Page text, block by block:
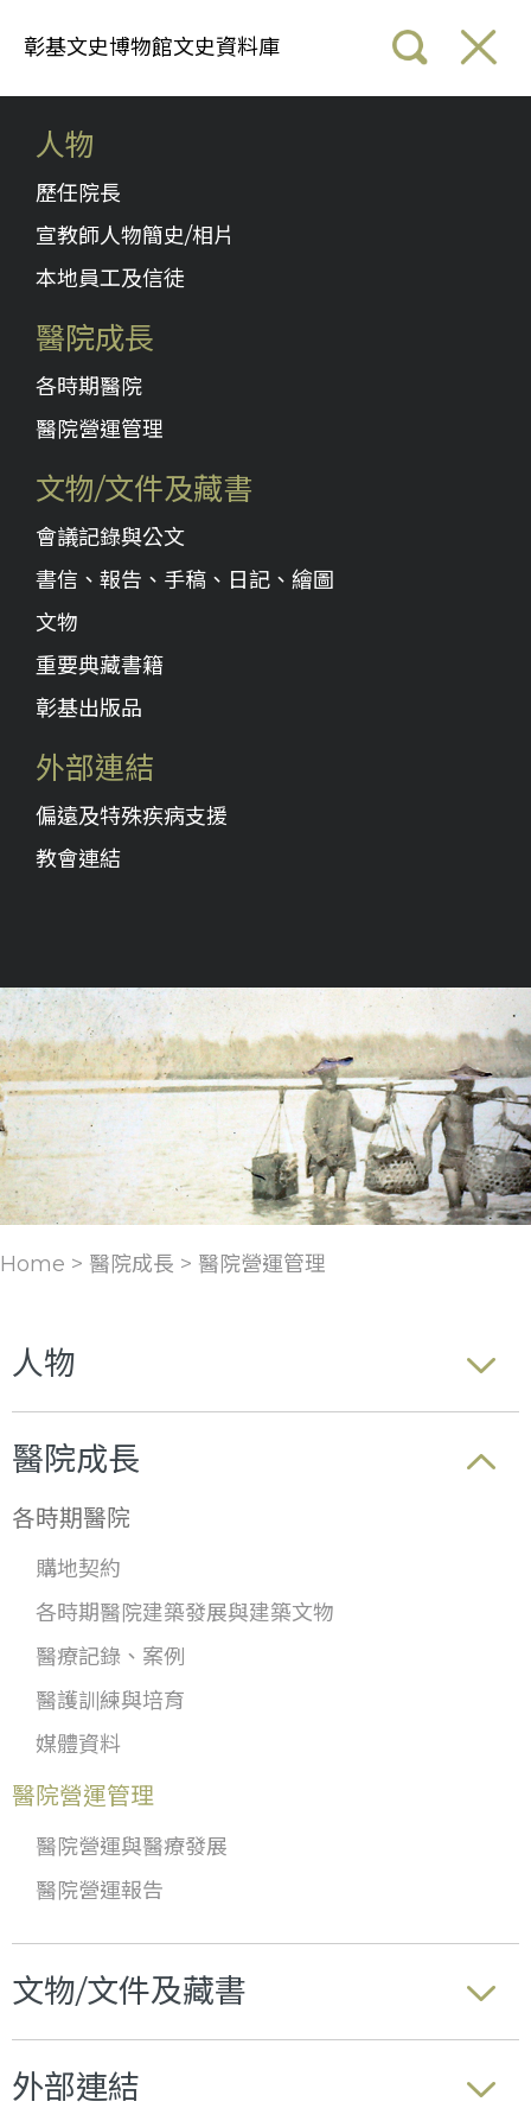
彰基文史博物館文史資料庫
人物
歷任院長
宣教師人物簡史/相片
本地員工及信徒
醫院成長
各時期醫院
醫院營運管理
文物/文件及藏書
會議記錄與公文
書信、報告、手稿、日記、繪圖
文物
重要典藏書籍
彰基出版品
外部連結
偏遠及特殊疾病支援
教會連結
Home > 醫院成長 > 醫院營運管理
人物
醫院成長
各時期醫院
購地契約
各時期醫院建築發展與建築文物
醫療記錄、案例
醫護訓練與培育
媒體資料
醫院營運管理
醫院營運與醫療發展
醫院營運報告
文物/文件及藏書
外部連結